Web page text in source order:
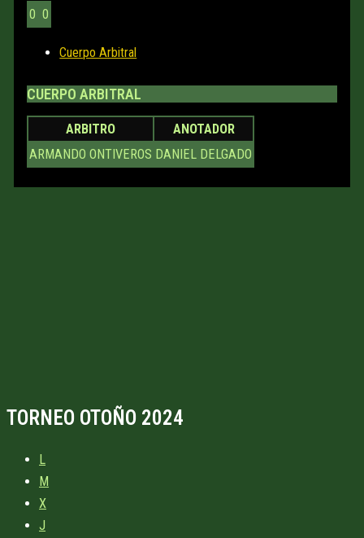
0 0
Cuerpo Arbitral
CUERPO ARBITRAL
ARBITRO
ANOTADOR
ARMANDO ONTIVEROS DANIEL DELGADO
TORNEO OTOÑO 2024
L
M
X
J